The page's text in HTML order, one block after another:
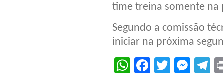
time treina somente na
Segundo a comissão
iniciar na próxima
WhatsApp
Facebook
Twitter